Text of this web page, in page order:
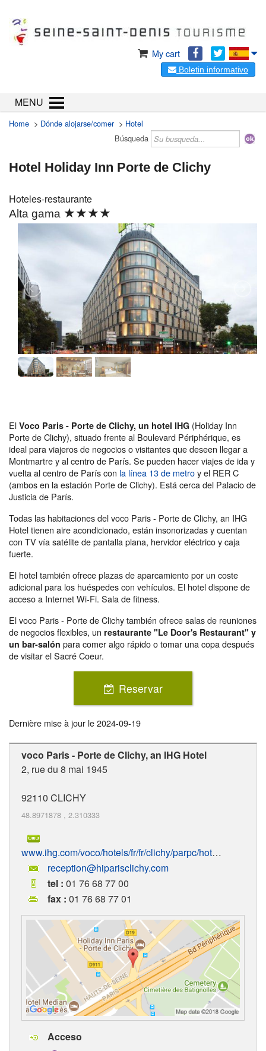
My cart
Boletin informativo
MENU
Home > Dónde alojarse/comer> Hotel
Búsqueda
Hotel Holiday Inn Porte de Clichy
Hoteles-restaurante
Alta gama ★★★★
El Voco Paris - Porte de Clichy, un hotel IHG (Holiday Inn
Porte de Clichy), situado frente al Boulevard Périphérique, es
ideal para viajeros de negocios o visitantes que deseen llegar a
Montmartre y al centro de París. Se pueden hacer viajes de ida y
vuelta al centro de París con la línea 13 de metroy el RER C
(ambos en la estación Porte de Clichy). Está cerca del Palacio de
Justicia de París.
Todas las habitaciones del voco Paris - Porte de Clichy, an IHG
Hotel tienen aire acondicionado, están insonorizadas y cuentan
con TV vía satélite de pantalla plana, hervidor eléctrico y caja
fuerte.
El hotel también ofrece plazas de aparcamiento por un coste
adicional para los huéspedes con vehículos. El hotel dispone de
acceso a Internet Wi-Fi. Sala de fitness.
El voco Paris - Porte de Clichy también ofrece salas de reuniones
de negocios flexibles, un restaurante "Le Door's Restaurant" y
un bar-salón para comer algo rápido o tomar una copa después
de visitar el Sacré Coeur.
Reservar
Dernière mise à jour le2024-09-19
voco Paris - Porte de Clichy, an IHG Hotel
2, rue du 8 mai 1945
92110 CLICHY
48.8971878 , 2.310333
www.ihg.com/voco/hotels/fr/fr/clichy/parpc/hoteldetail
reception@hiparisclichy.com
tel : 01 76 68 77 00
fax : 01 76 68 77 01
Acceso